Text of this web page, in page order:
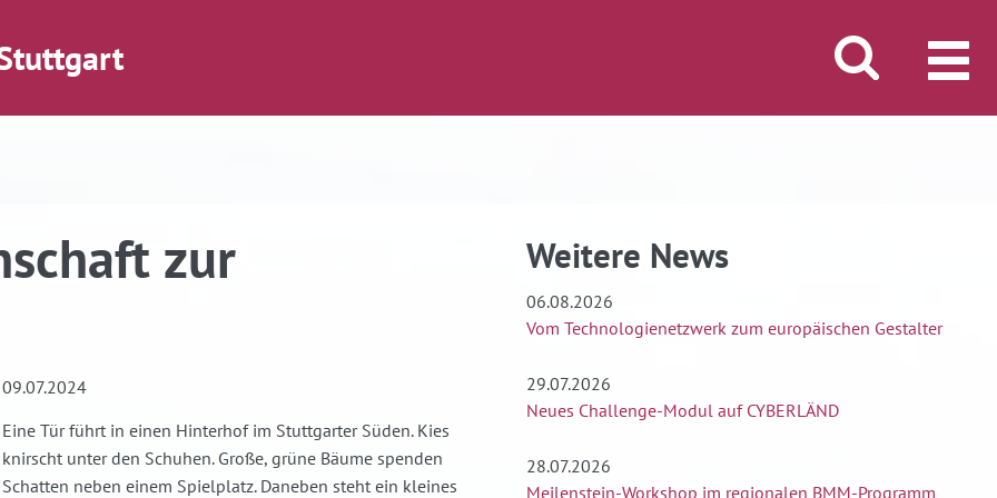
Suche öffnen/
zur
09.07.2024
Eine Tür führt in einen Hinterhof im Stuttgarter Süden. Kies
knirscht unter den Schuhen. Große, grüne Bäume spenden
Schatten neben einem Spielplatz. Daneben steht ein kleines
Weitere News
06.08.2026
Vom Technologienetzwerk zum europäischen Gestalter
29.07.2026
Neues Challenge-Modul auf CYBERLÄND
28.07.2026
Meilenstein-Workshop im regionalen BMM-Programm